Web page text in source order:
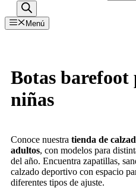
Menú
Botas barefoot
niñas
Conoce nuestra tienda de
adultos, con modelos para
del año. Encuentra zapatillas,
calzado deportivo con espacio
diferentes tipos de ajuste.